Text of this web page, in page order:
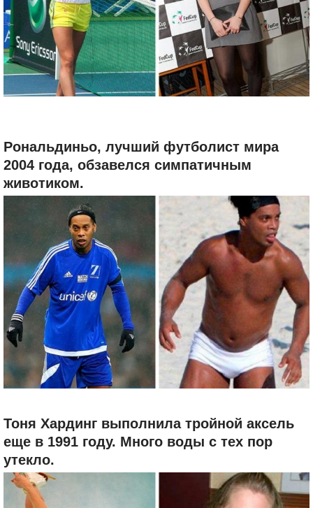
Рональдиньо, лучший футболист мира
2004 года, обзавелся симпатичным
животиком.
Тоня Хардинг выполнила тройной аксель
еще в 1991 году. Много воды с тех пор
утекло.